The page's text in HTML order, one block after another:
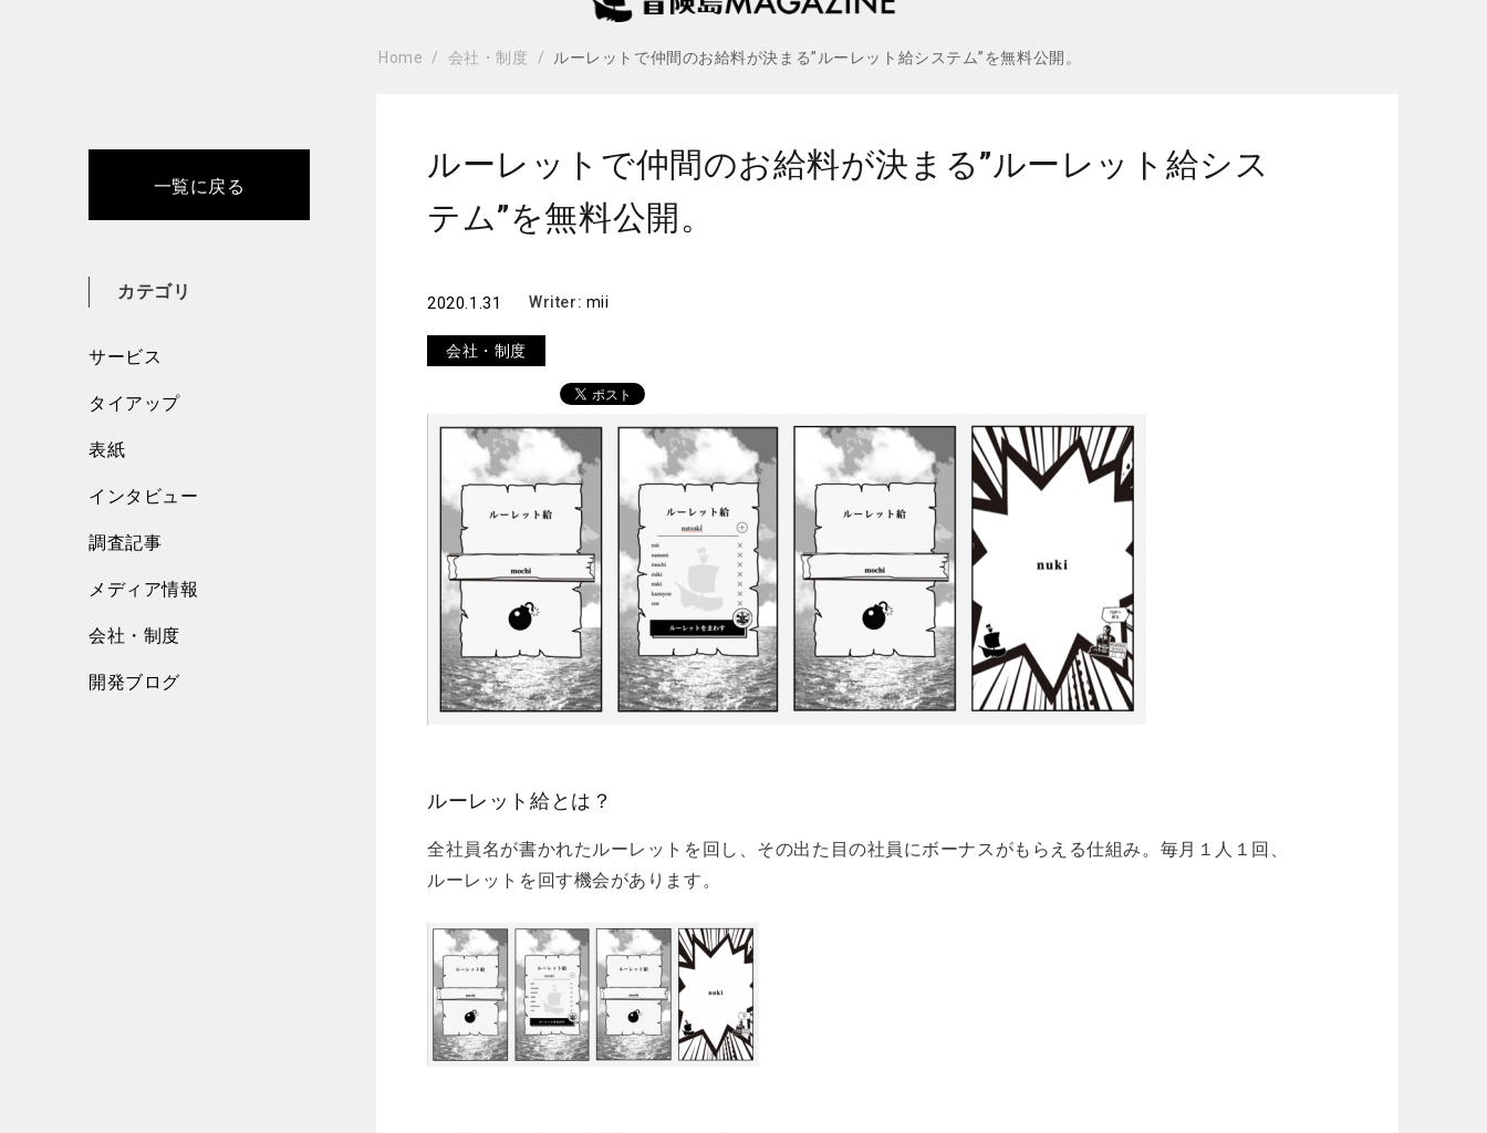
Home 会社・制度 ルーレットで仲間のお給料が決まる”ルーレット給システム”を無料公開。
一覧に戻る
カテゴリ
サービス
タイアップ
表紙
インタビュー
調査記事
メディア情報
会社・制度
開発ブログ
ルーレットで仲間のお給料が決まる”ルーレット給シス
テム”を無料公開。
2020.1.31 Writer: mii
会社・制度
ルーレット給とは？
全社員名が書かれたルーレットを回し、その出た目の社員にボーナスがもらえる仕組み。毎月１人１回、
ルーレットを回す機会があります。